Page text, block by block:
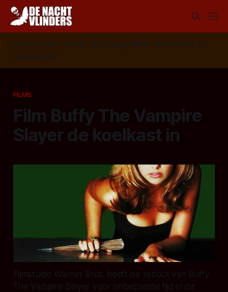
Volg ons op: 📣 RSS 📰 Google News 🦋 Bluesky
✉️
Nieuwsbrief
FILMS
Film Buffy The Vampire
Slayer de koelkast in
Filmstudio Warner Bros. heeft de reboot van Buffy
The Vampire Slayer voor onbepaalde tijd in de